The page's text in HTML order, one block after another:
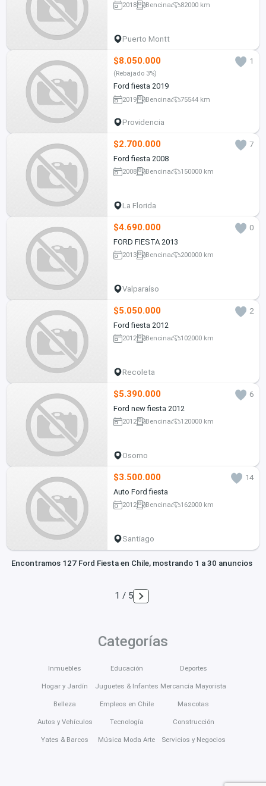
2018 Bencina 82000 km
Puerto Montt
$8.050.000 1
(Rebajado 3%)
Ford fiesta 2019
2019 Bencina 75544 km
Providencia
$2.700.000
7
Ford fiesta 2008
2008 Bencina 150000 km
La Florida
$4.690.000
0
FORD FIESTA 2013
2013 Bencina 200000 km
Valparaíso
$5.050.000
2
Ford fiesta 2012
2012 Bencina 102000 km
Recoleta
$5.390.000
6
Ford new fiesta 2012
2012 Bencina 120000 km
Osorno
$3.500.000
14
Auto Ford fiesta
2012 Bencina 162000 km
Santiago
Encontramos 127 Ford Fiesta en Chile, mostrando 1 a 30 anuncios
1 / 5
Categorías
Inmuebles
Hogar y Jardín
Belleza
Autos y Vehículos
Yates & Barcos
Educación
Juguetes & Infantes
Empleos en Chile
Tecnología
Música Moda Arte
Deportes
Mercancía Mayorista
Mascotas
Construcción
Servicios y Negocios